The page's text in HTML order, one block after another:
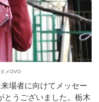
メOVO
場者に向けてメッセー
とうございました。栃木